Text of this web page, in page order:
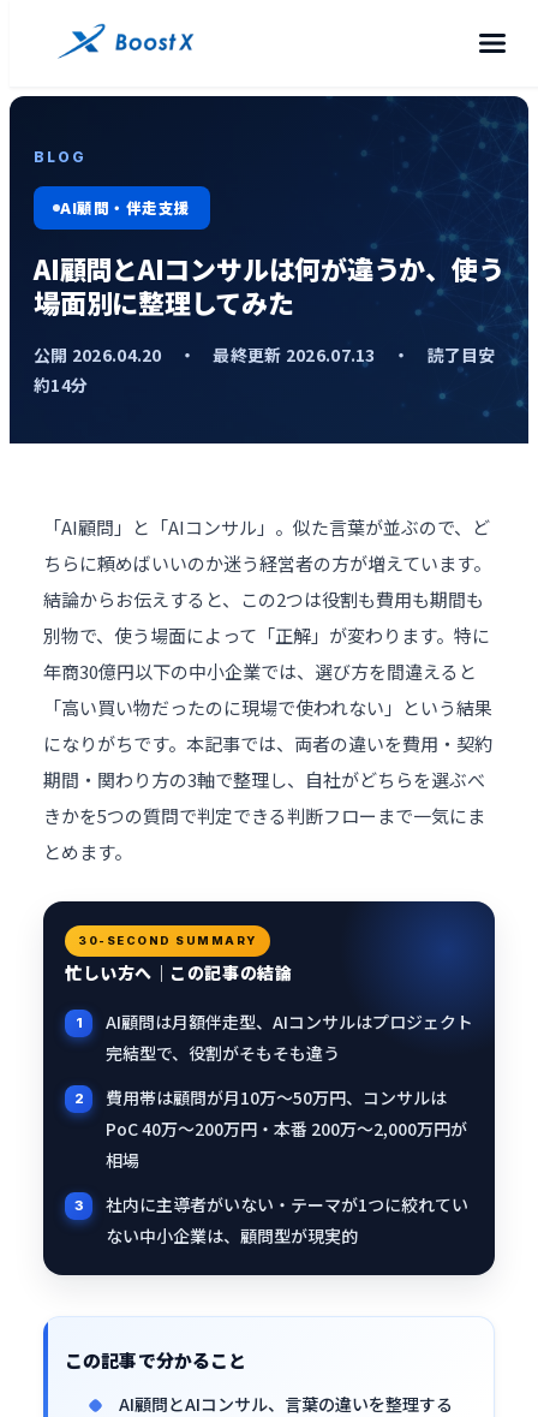
BLOG
AI顧問・伴走支援
AI顧問とAIコンサルは何が違うか、使う
場面別に整理してみた
公開 2026.04.20 ・ 最終更新 2026.07.13 ・ 読了目安
約14分
「AI顧問」と「AIコンサル」。似た言葉が並ぶので、ど
ちらに頼めばいいのか迷う経営者の方が増えています。
結論からお伝えすると、この2つは役割も費用も期間も
別物で、使う場面によって「正解」が変わります。特に
年商30億円以下の中小企業では、選び方を間違えると
「高い買い物だったのに現場で使われない」という結果
になりがちです。本記事では、両者の違いを費用・契約
期間・関わり方の3軸で整理し、自社がどちらを選ぶべ
きかを5つの質問で判定できる判断フローまで一気にま
とめます。
30-SECOND SUMMARY
忙しい方へ｜この記事の結論
AI顧問は月額伴走型、AIコンサルはプロジェクト
完結型で、役割がそもそも違う
費用帯は顧問が月10万〜50万円、コンサルは
PoC 40万〜200万円・本番 200万〜2,000万円が
相場
社内に主導者がいない・テーマが1つに絞れてい
ない中小企業は、顧問型が現実的
この記事で分かること
AI顧問とAIコンサル、言葉の違いを整理する